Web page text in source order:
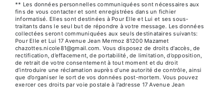
** Les données personnelles communiquées sont nécessaires aux
fins de vous contacter et sont enregistrées dans un fichier
informatisé. Elles sont destinées à Pour Elle et Lui et ses sous-
traitants dans le seul but de répondre à votre message. Les données
collectées seront communiquées aux seuls destinataires suivants:
Pour Elle et Lui 17 Avenue Jean Mermoz 81200 Mazamet
chazottes.nicole81@gmail.com. Vous disposez de droits d’accès, de
rectification, d’effacement, de portabilité, de limitation, d’opposition,
de retrait de votre consentement à tout moment et du droit
d’introduire une réclamation auprès d’une autorité de contrôle, ainsi
que d’organiser le sort de vos données post-mortem. Vous pouvez
exercer ces droits par voie postale à l'adresse 17 Avenue Jean